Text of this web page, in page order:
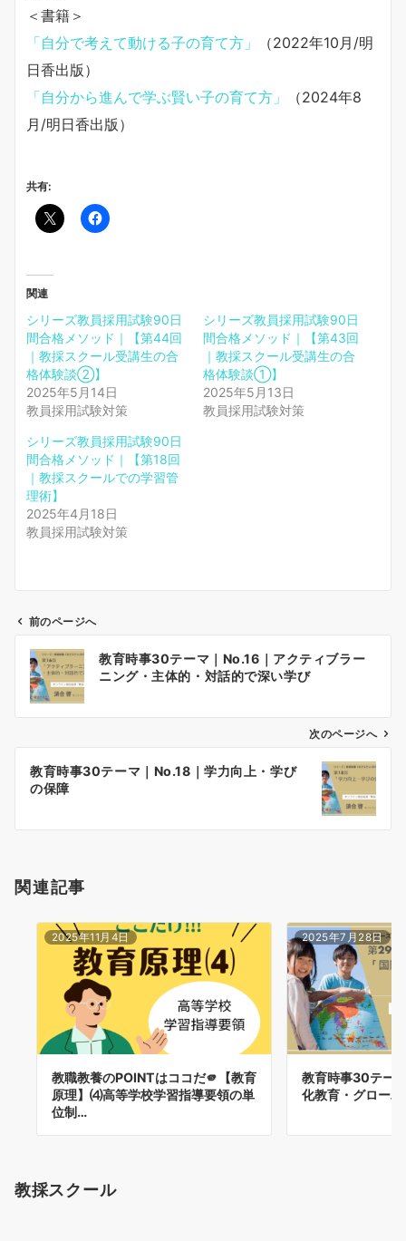
＜書籍＞
「自分で考えて動ける子の育て方」
（2022年10月/明
日香出版）
「自分から進んで学ぶ賢い子の育て方」
（2024年8
月/明日香出版）
共有:
関連
シリーズ教員採用試験90日
間合格メソッド｜【第44回
｜教採スクール受講生の合
格体験談②】
2025年5月14日
教員採用試験対策
シリーズ教員採用試験90日
間合格メソッド｜【第43回
｜教採スクール受講生の合
格体験談①】
2025年5月13日
教員採用試験対策
シリーズ教員採用試験90日
間合格メソッド｜【第18回
｜教採スクールでの学習管
理術】
2025年4月18日
教員採用試験対策
ビ
ン
前のページへ
教育時事30テーマ｜No.16｜アクティブラー
ニング・主体的・対話的で深い学び
次のページへ
教育時事30テーマ｜No.18｜学力向上・学び
の保障
関連記事
2025年11月4日
教職教養のPOINTはココだ🫵【教育
原理】⑷高等学校学習指導要領の単
位制…
2025年7月28日
教育時事30テー
化教育・グロー
教採スクール